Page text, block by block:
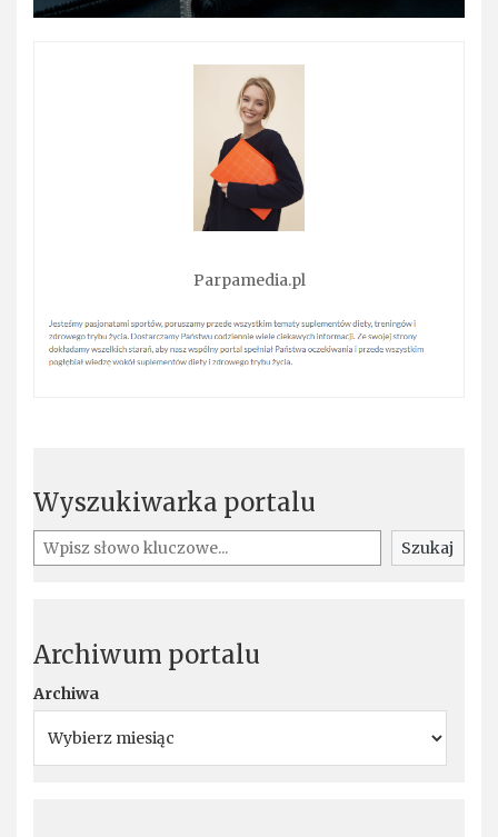
Parpamedia.pl
Wyszukiwarka portalu
Szukaj Szukaj
Archiwum portalu
Archiwa